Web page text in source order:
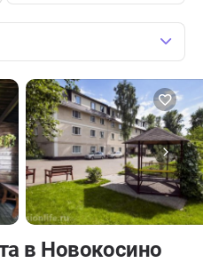
в Новокосино